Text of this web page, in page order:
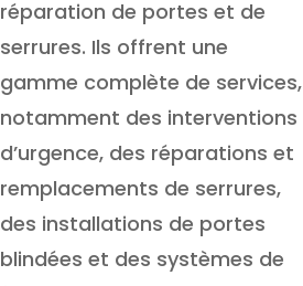
réparation de portes et de
serrures. Ils offrent une
gamme complète de services,
notamment des interventions
d’urgence, des réparations et
remplacements de serrures,
des installations de portes
blindées et des systèmes de